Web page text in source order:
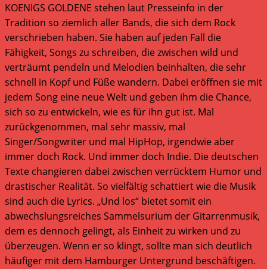
KOENIGS GOLDENE stehen laut Presseinfo in der
Tradition so ziemlich aller Bands, die sich dem Rock
verschrieben haben. Sie haben auf jeden Fall die
Fähigkeit, Songs zu schreiben, die zwischen wild und
verträumt pendeln und Melodien beinhalten, die sehr
schnell in Kopf und Füße wandern. Dabei eröffnen sie mit
jedem Song eine neue Welt und geben ihm die Chance,
sich so zu entwickeln, wie es für ihn gut ist. Mal
zurückgenommen, mal sehr massiv, mal
Singer/Songwriter und mal HipHop, irgendwie aber
immer doch Rock. Und immer doch Indie. Die deutschen
Texte changieren dabei zwischen verrücktem Humor und
drastischer Realität. So vielfältig schattiert wie die Musik
sind auch die Lyrics. „Und los“ bietet somit ein
abwechslungsreiches Sammelsurium der Gitarrenmusik,
dem es dennoch gelingt, als Einheit zu wirken und zu
überzeugen. Wenn er so klingt, sollte man sich deutlich
häufiger mit dem Hamburger Untergrund beschäftigen.